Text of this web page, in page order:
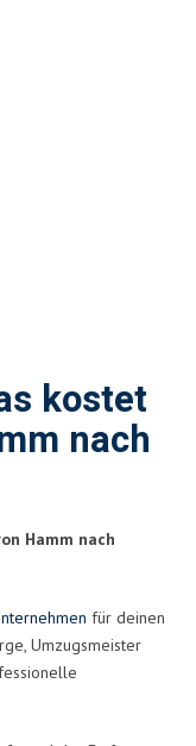
kostet
nach
Hamm nach
für deinen
Umzugsmeister